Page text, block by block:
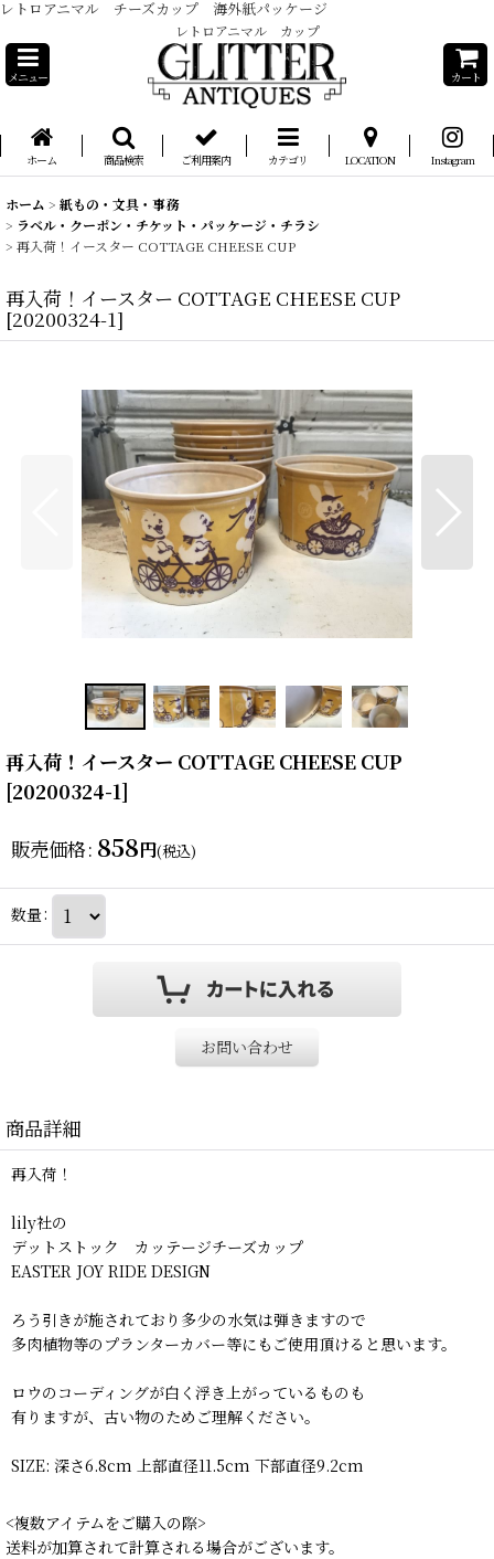
レトロアニマル チーズカップ 海外紙パッケージ
レトロアニマル カップ
メニュー カート
ホーム 商品検索 ご利用案内 カテゴリ LOCATION Instagram
ホーム > 紙もの・文具・事務
> ラベル・クーポン・チケット・パッケージ・チラシ
> 再入荷！イースター COTTAGE CHEESE CUP
再入荷！イースター COTTAGE CHEESE CUP
[20200324-1]
再入荷！イースター COTTAGE CHEESE CUP
[20200324-1]
販売価格: 858円(税込)
数量:
お問い合わせ
商品詳細
再入荷！
lily社の
デットストック カッテージチーズカップ
EASTER JOY RIDE DESIGN
ろう引きが施されており多少の水気は弾きますので
多肉植物等のプランターカバー等にもご使用頂けると思います。
ロウのコーディングが白く浮き上がっているものも
有りますが、古い物のためご理解ください。
SIZE: 深さ6.8cm 上部直径11.5cm 下部直径9.2cm
<複数アイテムをご購入の際>
送料が加算されて計算される場合がございます。